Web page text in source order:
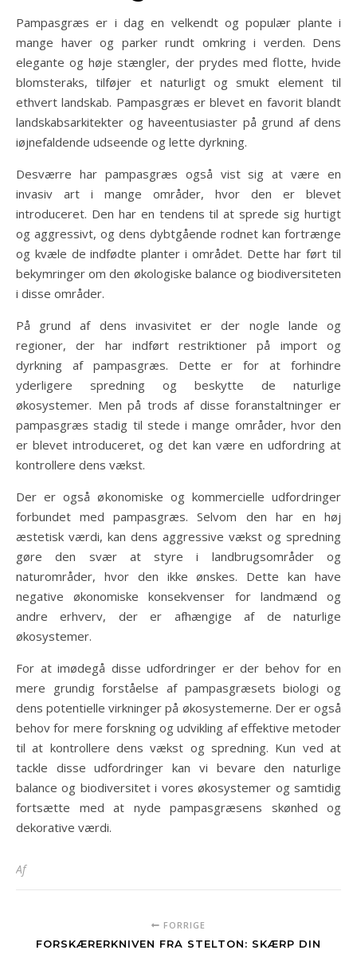
Pampasgræs er i dag en velkendt og populær plante i
mange haver og parker rundt omkring i verden. Dens
elegante og høje stængler, der prydes med flotte, hvide
blomsteraks, tilføjer et naturligt og smukt element til
ethvert landskab. Pampasgræs er blevet en favorit blandt
landskabsarkitekter og haveentusiaster på grund af dens
iøjnefaldende udseende og lette dyrkning.
Desværre har pampasgræs også vist sig at være en
invasiv art i mange områder, hvor den er blevet
introduceret. Den har en tendens til at sprede sig hurtigt
og aggressivt, og dens dybtgående rodnet kan fortrænge
og kvæle de indfødte planter i området. Dette har ført til
bekymringer om den økologiske balance og biodiversiteten
i disse områder.
På grund af dens invasivitet er der nogle lande og
regioner, der har indført restriktioner på import og
dyrkning af pampasgræs. Dette er for at forhindre
yderligere spredning og beskytte de naturlige
økosystemer. Men på trods af disse foranstaltninger er
pampasgræs stadig til stede i mange områder, hvor den
er blevet introduceret, og det kan være en udfordring at
kontrollere dens vækst.
Der er også økonomiske og kommercielle udfordringer
forbundet med pampasgræs. Selvom den har en høj
æstetisk værdi, kan dens aggressive vækst og spredning
gøre den svær at styre i landbrugsområder og
naturområder, hvor den ikke ønskes. Dette kan have
negative økonomiske konsekvenser for landmænd og
andre erhverv, der er afhængige af de naturlige
økosystemer.
For at imødegå disse udfordringer er der behov for en
mere grundig forståelse af pampasgræsets biologi og
dens potentielle virkninger på økosystemerne. Der er også
behov for mere forskning og udvikling af effektive metoder
til at kontrollere dens vækst og spredning. Kun ved at
tackle disse udfordringer kan vi bevare den naturlige
balance og biodiversitet i vores økosystemer og samtidig
fortsætte med at nyde pampasgræsens skønhed og
dekorative værdi.
Af
FORRIGE
FORSKÆRERKNIVEN FRA STELTON: SKÆRP DIN